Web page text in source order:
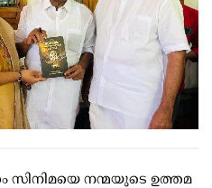
സിനിമയെ നന്മയുടെ ഉത്തമ